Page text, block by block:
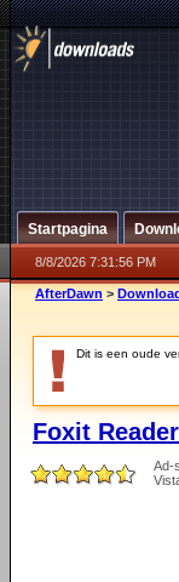
Startpagina
8/8/2026 7:31:56 PM
AfterDawn >
Dit is een oude
Foxit
Ad-